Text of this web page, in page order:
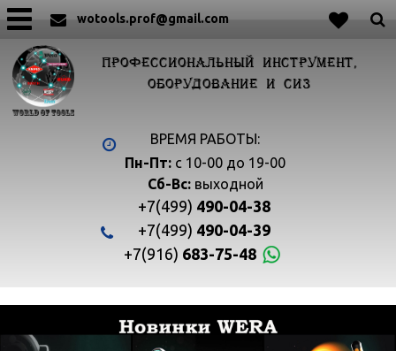
wotools.prof@gmail.com
ПРОФЕССИОНАЛЬНЫЙ ИНСТРУМЕНТ,
ОБОРУДОВАНИЕ И СИЗ
ВРЕМЯ РАБОТЫ:
Пн-Пт: с 10-00 до 19-00
Сб-Вс:выходной
+7(499) 490-04-38
+7(499) 490-04-39
+7(916) 683-75-48